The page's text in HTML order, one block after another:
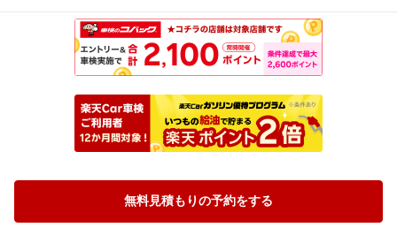
無料見積もりの予約をする